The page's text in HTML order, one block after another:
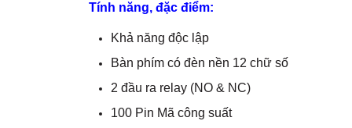
Tính năng, đặc điểm:
Khả năng độc lập
Bàn phím có đèn nền 12 chữ số
2 đầu ra relay (NO & NC)
100 Pin Mã công suất